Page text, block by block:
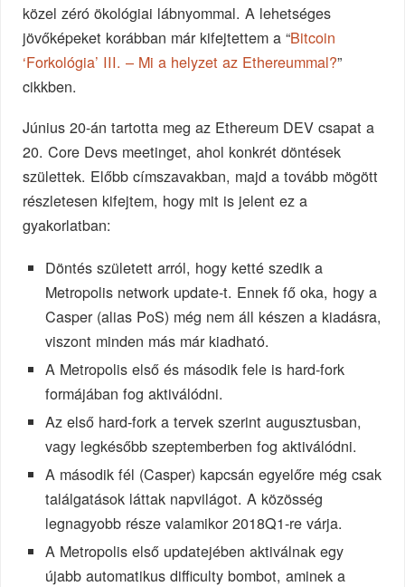
közel zéró ökológiai lábnyommal. A lehetséges
jövőképeket korábban már kifejtettem a “Bitcoin
‘Forkológia’ III. – Mi a helyzet az Ethereummal?”
cikkben.
Június 20-án tartotta meg az Ethereum DEV csapat a
20. Core Devs meetinget, ahol konkrét döntések
születtek. Előbb címszavakban, majd a tovább mögött
részletesen kifejtem, hogy mit is jelent ez a
gyakorlatban:
Döntés született arról, hogy ketté szedik a
Metropolis network update-t. Ennek fő oka, hogy a
Casper (alias PoS) még nem áll készen a kiadásra,
viszont minden más már kiadható.
A Metropolis első és második fele is hard-fork
formájában fog aktiválódni.
Az első hard-fork a tervek szerint augusztusban,
vagy legkésőbb szeptemberben fog aktiválódni.
A második fél (Casper) kapcsán egyelőre még csak
találgatások láttak napvilágot. A közösség
legnagyobb része valamikor 2018Q1-re várja.
A Metropolis első updatejében aktiválnak egy
újabb automatikus difficulty bombot, aminek a